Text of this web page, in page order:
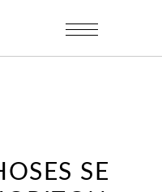
SE